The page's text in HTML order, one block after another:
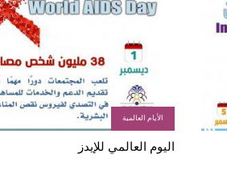
الأيام العالمية
اليوم العالمي للإيدز